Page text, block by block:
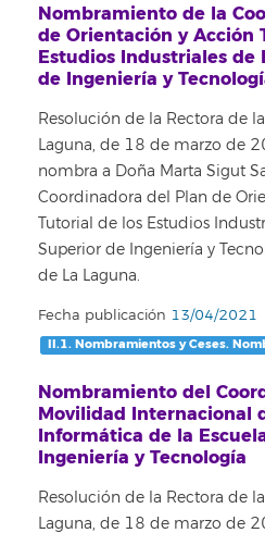
Nombramiento de la
de Orientación y Acción
Estudios Industriales de
de Ingeniería y
Resolución de la Rectora de
Laguna, de 18 de marzo de
nombra a Doña Marta Sigut
Coordinadora del Plan de
Tutorial de los Estudios
Superior de Ingeniería y
de La Laguna.
Fecha publicación 13/04/2021
II.1. Nombramientos y Ceses.
Nombramiento del
Movilidad Internacional
Informática de la
Ingeniería y Tecnología
Resolución de la Rectora de
Laguna, de 18 de marzo de